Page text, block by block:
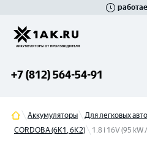
+7 (812) 564-54-91
Аккумуляторы Для легковых
CORDOBA (6K1, 6K2)
1.8 i 16V (95 kW
Гатчина